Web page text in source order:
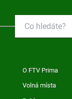
O FTV Prima
Volná místa